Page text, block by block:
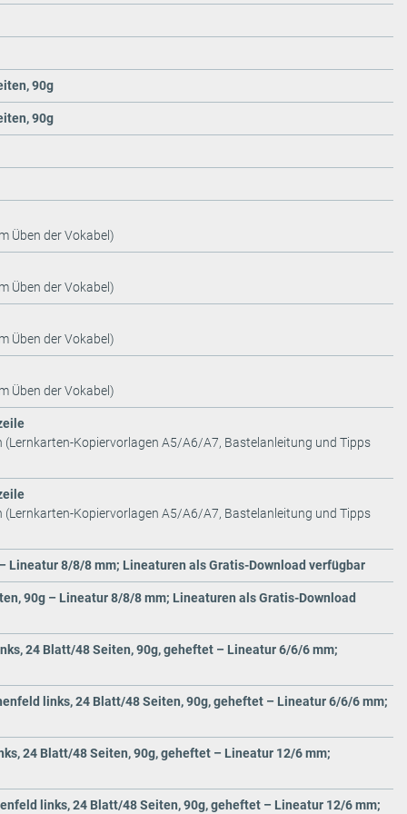
90g
90g
Üben der Vokabel)
Üben der Vokabel)
Üben der Vokabel)
Üben der Vokabel)
Kopiervorlagen A5/A6/A7, Bastelanleitung und Tipps
Kopiervorlagen A5/A6/A7, Bastelanleitung und Tipps
Lineatur 8/8/8 mm; Lineaturen als Gratis-Download verfügbar
90g – Lineatur 8/8/8 mm; Lineaturen als Gratis-Download
24 Blatt/48 Seiten, 90g, geheftet – Lineatur 6/6/6 mm;
links, 24 Blatt/48 Seiten, 90g, geheftet – Lineatur 6/6/6 mm;
24 Blatt/48 Seiten, 90g, geheftet – Lineatur 12/6 mm;
links, 24 Blatt/48 Seiten, 90g, geheftet – Lineatur 12/6 mm;